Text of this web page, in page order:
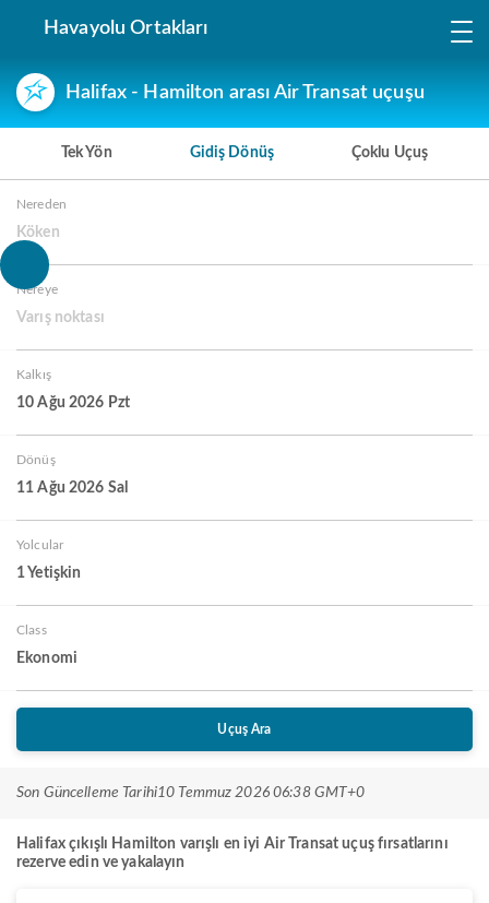
Havayolu Ortakları
Halifax - Hamilton arası Air Transat uçuşu
Tek Yön Gidiş Dönüş Çoklu Uçuş
Nereden
Köken
Nereye
Varış noktası
Kalkış
10 Ağu 2026 Pzt
Dönüş
11 Ağu 2026 Sal
Yolcular
1 Yetişkin
Class
Ekonomi
Uçuş Ara
Son Güncelleme Tarihi10 Temmuz 2026 06:38 GMT+0
Halifax çıkışlı Hamilton varışlı en iyi Air Transat uçuş fırsatlarını
rezerve edin ve yakalayın